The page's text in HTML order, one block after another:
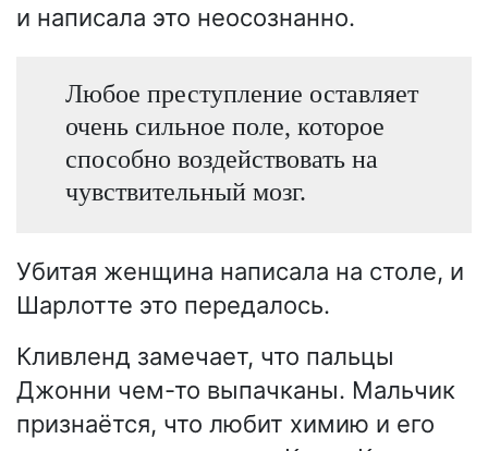
и написала это неосознанно.
Любое преступление оставляет
очень сильное поле, которое
способно воздействовать на
чувствительный мозг.
Убитая женщина написала на столе, и
Шарлотте это передалось.
Кливленд замечает, что пальцы
Джонни чем-то выпачканы. Мальчик
признаётся, что любит химию и его